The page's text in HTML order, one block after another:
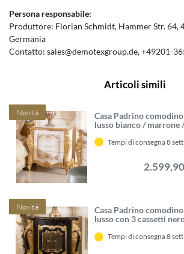
Persona responsabile:
Produttore: Florian Schmidt Hammer Str.64
Germania
Contatto: sales@demotexgroup.de +49201-
Articoli simili
Novità
Casa Padrino
lusso bianco / marrone
Tempi di consegna 8
Novità
Casa Padrino
lusso con 3 cassetti
Tempi di consegna 8